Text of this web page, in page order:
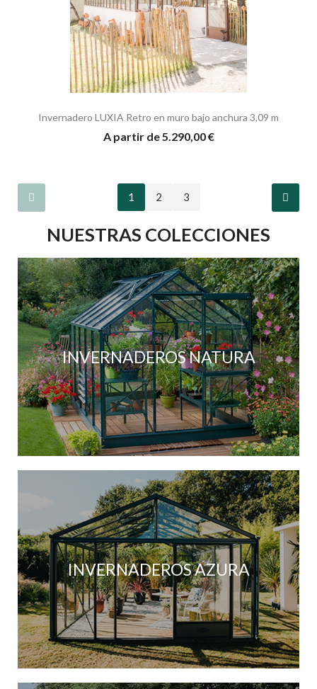
Invernadero LUXIA Retro en muro bajo anchura 3,09 m
A partir de 5.290,00 €
1 2 3
NUESTRAS COLECCIONES
INVERNADEROS NATURA
INVERNADEROS AZURA